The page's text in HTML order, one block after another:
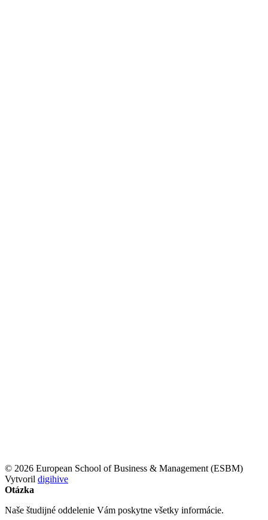
© 2026 European School of Business & Management (ESBM)
Vytvoril digihive
Otázka
Naše študijné oddelenie Vám poskytne všetky informácie.